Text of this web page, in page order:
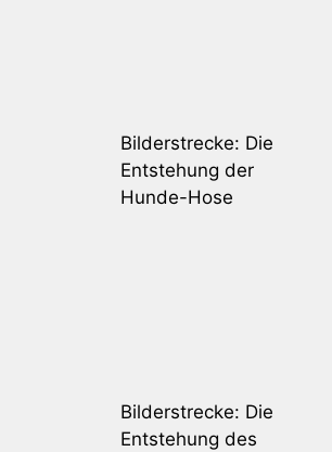
Bilderstrecke: Die
Entstehung der
Hunde-Hose
Bilderstrecke: Die
Entstehung des